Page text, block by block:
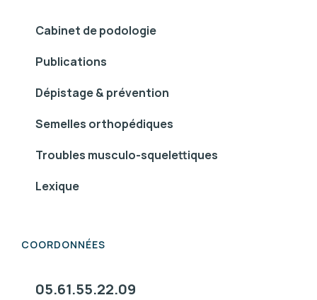
Cabinet de podologie
Publications
Dépistage & prévention
Semelles orthopédiques
Troubles musculo-squelettiques
Lexique
COORDONNÉES
05.61.55.22.09